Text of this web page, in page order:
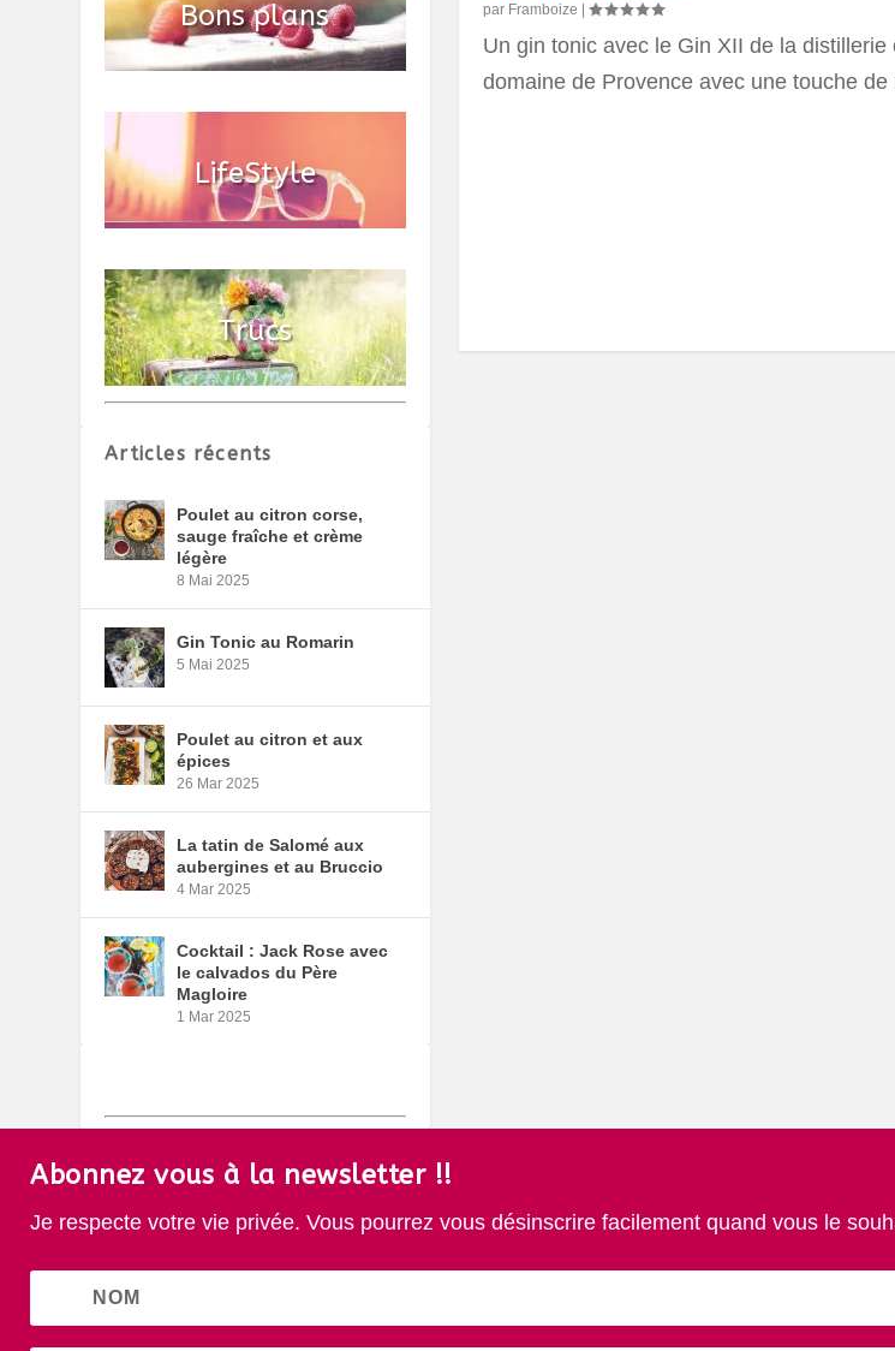
par Framboize
Un gin tonic avec le Gin XII de la distillerie
domaine de Provence avec une touche de
Articles récents
Poulet au citron corse,
sauge fraîche et crème
légère
8 Mai 2025
Gin Tonic au Romarin
5 Mai 2025
Poulet au citron et aux
épices
26 Mar 2025
La tatin de Salomé aux
aubergines et au Bruccio
4 Mar 2025
Cocktail : Jack Rose avec
le calvados du Père
Magloire
1 Mar 2025
Abonnez vous à la newsletter !!
Je respecte votre vie privée. Vous pourrez vous désinscrire facilement quand vous le